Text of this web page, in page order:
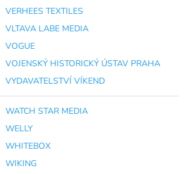
VERHEES TEXTILES
VLTAVA LABE MEDIA
VOGUE
VOJENSKÝ HISTORICKÝ ÚSTAV PRAHA
VYDAVATELSTVÍ VÍKEND
WATCH STAR MEDIA
WELLY
WHITEBOX
WIKING